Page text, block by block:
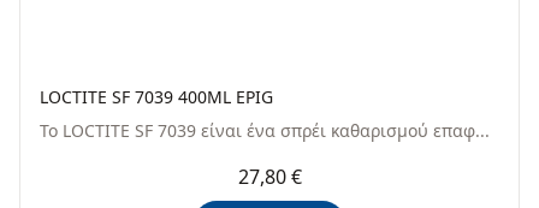
LOCTITE SF 7039 400ML EPIG
Το LOCTITE SF 7039 είναι ένα σπρέι καθαρισμού επαφ...
27,80 €